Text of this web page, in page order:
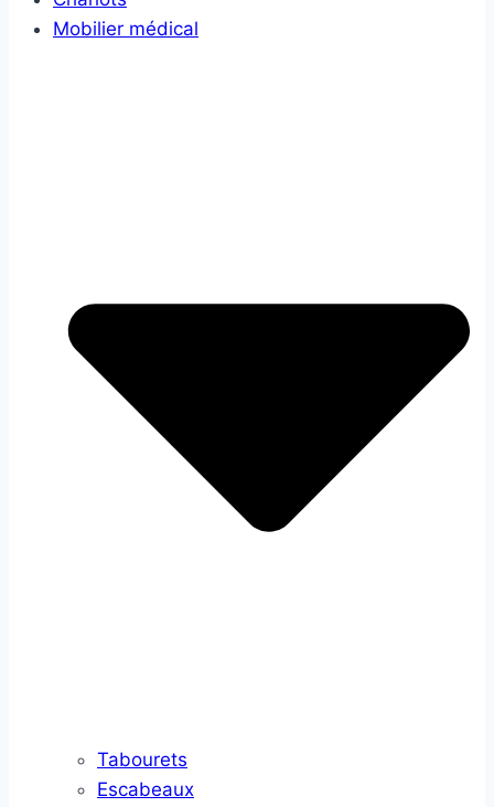
Mobilier médical
Tabourets
Escabeaux